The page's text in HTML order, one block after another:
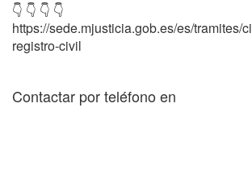
👇 👇 👇 👇
https://sede.mjusticia.gob.es/es/tramites/
registro-civil
Contactar por teléfono en